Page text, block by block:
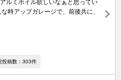
ルミホイル欲しいなぁと思ってい
時アップガレージで、前後共に、
投稿数：303件